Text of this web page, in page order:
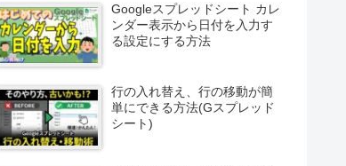
Googleスプレッドシート カレ
ンダー表示から日付を入力す
る設定にする方法
行の入れ替え、行の移動が簡
単にできる方法(Gスプレッド
シート)